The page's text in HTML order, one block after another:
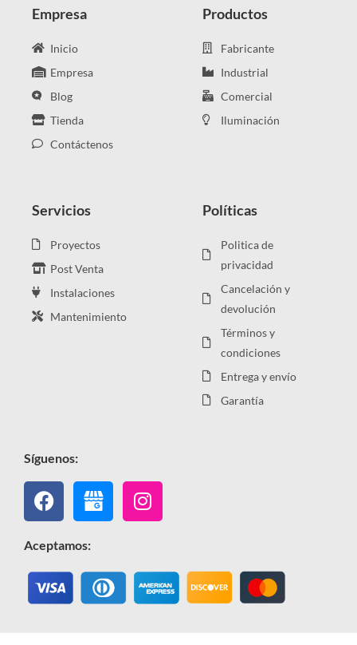
Empresa
Inicio
Empresa
Blog
Tienda
Contáctenos
Productos
Fabricante
Industrial
Comercial
Iluminación
Servicios
Proyectos
Post Venta
Instalaciones
Mantenimiento
Políticas
Politica de
privacidad
Cancelación y
devolución
Términos y
condiciones
Entrega y envío
Garantía
Síguenos:
Facebook Instagram
Aceptamos: